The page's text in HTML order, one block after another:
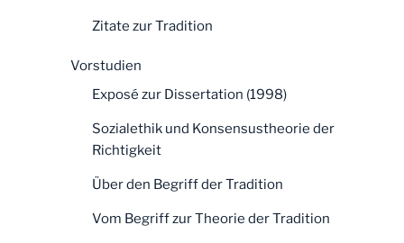
Zitate zur Tradition
Vorstudien
Exposé zur Dissertation (1998)
Sozialethik und Konsensustheorie der
Richtigkeit
Über den Begriff der Tradition
Vom Begriff zur Theorie der Tradition